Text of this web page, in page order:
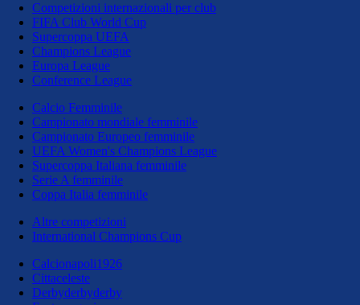
Competizioni internazionali per club
FIFA Club World Cup
Supercoppa UEFA
Champions League
Europa League
Conference League
Calcio Femminile
Campionato mondiale femminile
Campionato Europeo femminile
UEFA Women's Champions League
Supercoppa Italiana femminile
Serie A femminile
Coppa Italia femminile
Altre competizioni
International Champions Cup
Calcionapoli1926
Cittaceleste
Derbyderbyderby